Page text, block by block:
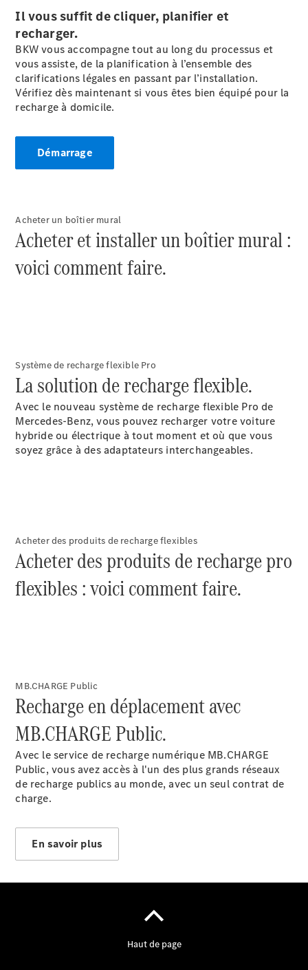
garanties
Rappel de
(VRS)
Pièces de
rechange
Accessories
Accessoires
de véhicule
Notices
l'atelier
Formulaire
de contact
Prendre
rendez-
vous à
l'atelier
Prestataire /
Il vous suffit de cliquer, planifier et
recharger.
BKW vous accompagne tout au long du processus et
vous assiste, de la planification à l’ensemble des
clarifications légales en passant par l’installation.
Vérifiez dès maintenant si vous êtes bien équipé pour la
recharge à domicile.
Démarrage
Acheter un boîtier mural
Acheter et installer un boîtier mural :
voici comment faire.
Système de recharge flexible Pro
La solution de recharge flexible.
Avec le nouveau système de recharge flexible Pro de
Mercedes-Benz, vous pouvez recharger votre voiture
hybride ou électrique à tout moment et où que vous
soyez grâce à des adaptateurs interchangeables.
Acheter des produits de recharge flexibles
Acheter des produits de recharge pro
flexibles : voici comment faire.
MB.CHARGE Public
Recharge en déplacement avec
MB.CHARGE Public.
Avec le service de recharge numérique MB.CHARGE
Public, vous avez accès à l'un des plus grands réseaux
de recharge publics au monde, avec un seul contrat de
charge.
En savoir plus